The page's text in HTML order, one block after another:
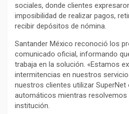
sociales, donde clientes
imposibilidad de realizar pagos,
recibir depósitos de nómina.
Santander México reconoció los
comunicado oficial, informando
trabaja en la solución. «Estamos
intermitencias en nuestros
nuestros clientes utilizar SuperNet
automáticos mientras resolvemos
institución.